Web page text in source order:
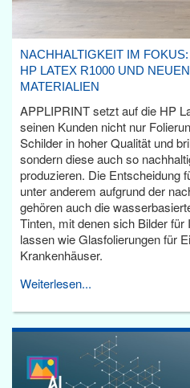
NACHHALTIGKEIT IM
HP LATEX R1000 UND
MATERIALIEN
APPLIPRINT setzt auf die HP
seinen Kunden nicht nur
Schilder in hoher Qualität und
sondern diese auch so
produzieren. Die Entscheidung
unter anderem aufgrund der
gehören auch die
Tinten, mit denen sich Bilder
lassen wie Glasfolierungen für
Krankenhäuser.
Weiterlesen...